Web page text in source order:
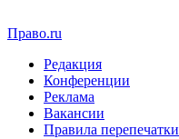
Право.ru
Редакция
Конференции
Реклама
Вакансии
Правила перепечатки